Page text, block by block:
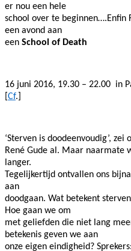
er nou een hele
school over te beginnen….Enfin
een avond aan
een School of Death
16 juni 2016, 19.30 – 22.00 in
Cf.]
‘Sterven is doodeenvoudig’, zei
René Gude al. Maar naarmate
langer.
Tegelijkertijd ontvallen ons
aan
doodgaan. Wat betekent
Hoe gaan we om
met geliefden die niet lang
betekenis geven we aan
onze eigen eindigheid? Sprekers: